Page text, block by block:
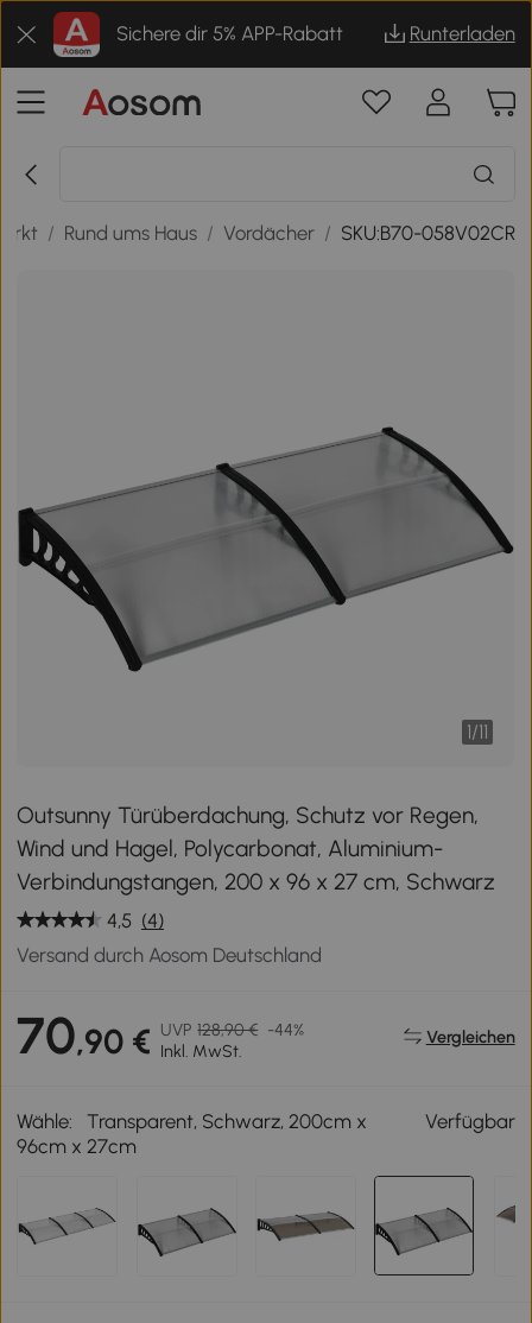
Sichere dir 5% APP-Rabatt Runterladen
/ Rund ums Haus / Vordächer / SKU:B70-058V02CR
1/11
Outsunny Türüberdachung, Schutz vor Regen,
Wind und Hagel, Polycarbonat, Aluminium-
Verbindungstangen, 200 x 96 x 27 cm, Schwarz
4,5 (4)
Versand durch Aosom Deutschland
70,90 € UVP 128,90 € -44%
Inkl. MwSt.
Vergleichen
Wähle:
Transparent, Schwarz, 200cm x
96cm x 27cm
Verfügbar